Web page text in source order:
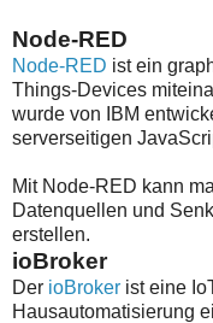
Node-RED
Node-RED ist ein
Things-Devices
wurde von IBM
serverseitigen
Mit Node-RED kann
Datenquellen und
erstellen.
ioBroker
Der ioBroker ist eine
Hausautomatisierung